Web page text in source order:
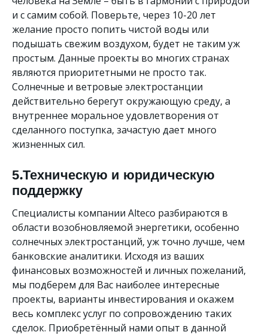
и с самим собой. Поверьте, через 10-20 лет
желание просто попить чистой воды или
подышать свежим воздухом, будет не таким уж
простым. Данные проекты во многих странах
являются приоритетными не просто так.
Солнечные и ветровые электростанции
действительно берегут окружающую среду, а
внутреннее моральное удовлетворения от
сделанного поступка, зачастую дает много
жизненных сил.
5.Техническую и юридическую
поддержку
Специалисты компании Alteco разбираются в
области возобновляемой энергетики, особенно
солнечных электростанций, уж точно лучше, чем
банковские аналитики. Исходя из ваших
финансовых возможностей и личных пожеланий,
мы подберем для Вас наиболее интересные
проекты, варианты инвестирования и окажем
весь комплекс услуг по сопровождению таких
сделок. Приобретённый нами опыт в данной